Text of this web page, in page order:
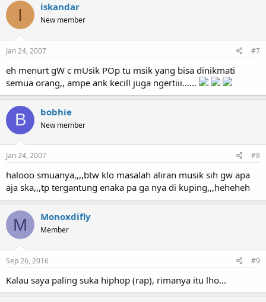
I iskandar
New member
Jan 24, 2007 #7
eh menurt gW c mUsik POp tu msik yang bisa dinikmati
semua orang,, ampe ank kecill juga ngertiii......
B bobhie
New member
Jan 24, 2007 #8
halooo smuanya,,,,btw klo masalah aliran musik sih gw apa
aja ska,,,tp tergantung enaka pa ga nya di kuping,,,heheheh
M Monoxdifly
Member
Sep 26, 2016 #9
Kalau saya paling suka hiphop (rap), rimanya itu lho...